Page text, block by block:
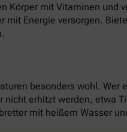
Körper mit Vitaminen und
Energie versorgen.
besonders wohl.
erhitzt werden, etwa
mit heißem Wasser